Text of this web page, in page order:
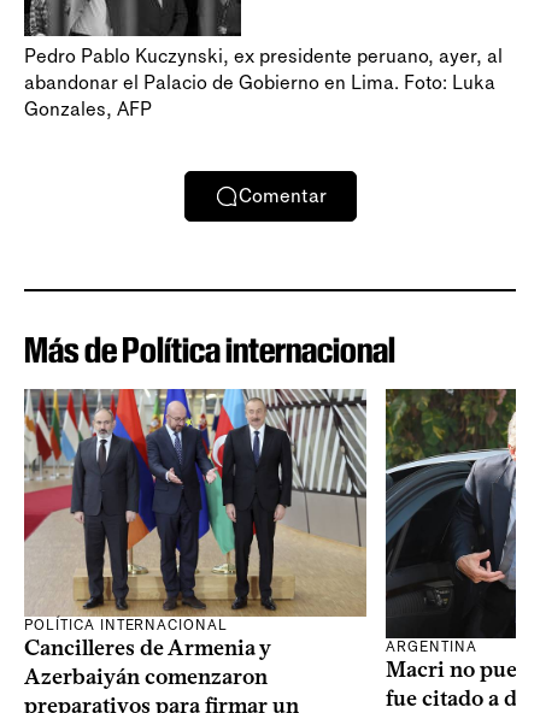
Pedro Pablo Kuczynski, ex presidente peruano, ayer, al
abandonar el Palacio de Gobierno en Lima. Foto: Luka
Gonzales, AFP
Comentar
Más de Política internacional
POLÍTICA INTERNACIONAL
Cancilleres de Armenia y
Azerbaiyán comenzaron
preparativos para firmar un
ARGENTINA
Macri no
fue citado a